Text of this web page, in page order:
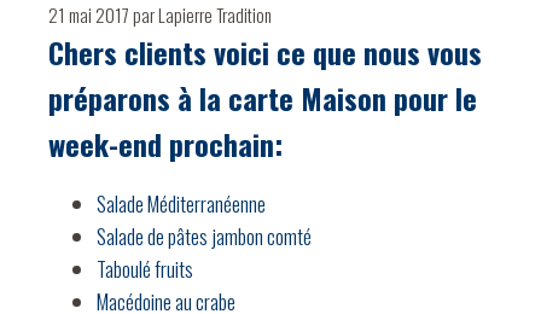
21 mai 2017parLapierre Tradition
Chers clients voici ce que nous vous
préparons à la carte Maison pour le
week-end prochain:
Salade Méditerranéenne
Salade de pâtes jambon comté
Taboulé fruits
Macédoine au crabe